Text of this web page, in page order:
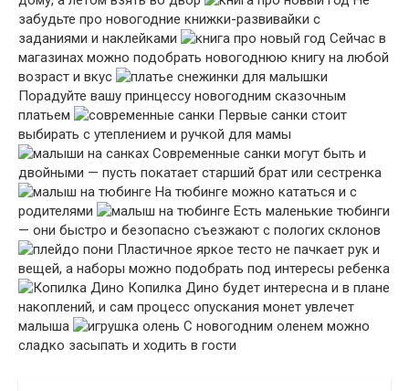
забудьте про новогодние книжки-развивайки с
заданиями и наклейками
Сейчас в
магазинах можно подобрать новогоднюю книгу на любой
возраст и вкус
Порадуйте вашу принцессу новогодним сказочным
платьем
Первые санки стоит
выбирать с утеплением и ручкой для мамы
Современные санки могут быть и
двойными — пусть покатает старший брат или сестренка
На тюбинге можно кататься и с
родителями
Есть маленькие тюбинги
— они быстро и безопасно съезжают с пологих склонов
Пластичное яркое тесто не пачкает рук и
вещей, а наборы можно подобрать под интересы ребенка
Копилка Дино будет интересна и в плане
накоплений, и сам процесс опускания монет увлечет
малыша
С новогодним оленем можно
сладко засыпать и ходить в гости